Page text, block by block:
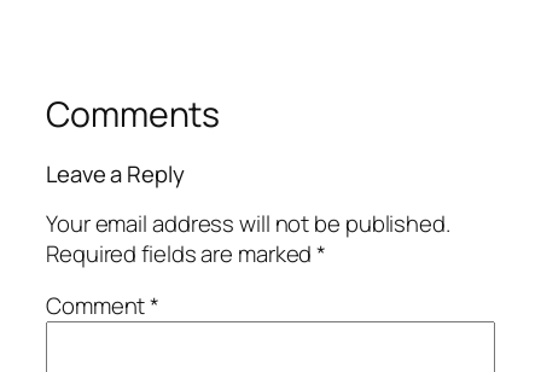
Comments
Leave a Reply
Your email address will not be published.
Required fields are marked*
Comment*